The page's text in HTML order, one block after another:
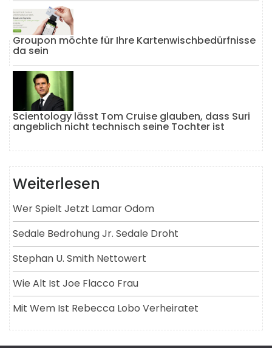
Groupon möchte für Ihre Kartenwischbedürfnisse
da sein
Scientology lässt Tom Cruise glauben, dass Suri
angeblich nicht technisch seine Tochter ist
Weiterlesen
Wer Spielt Jetzt Lamar Odom
Sedale Bedrohung Jr. Sedale Droht
Stephan U. Smith Nettowert
Wie Alt Ist Joe Flacco Frau
Mit Wem Ist Rebecca Lobo Verheiratet